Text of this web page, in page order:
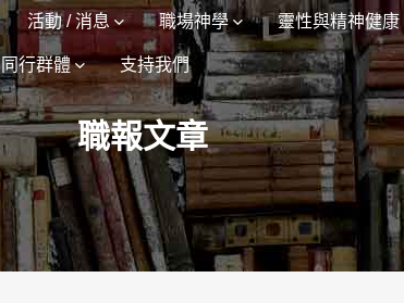
活動 / 消息 職場神學 靈性與精神健康
同行群體 支持我們
職報文章